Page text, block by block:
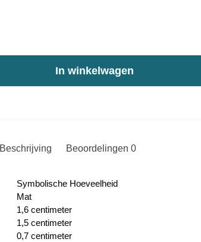
In winkelwagen
Beschrijving Beoordelingen 0
Symbolische Hoeveelheid
Mat
1,6 centimeter
1,5 centimeter
0,7 centimeter